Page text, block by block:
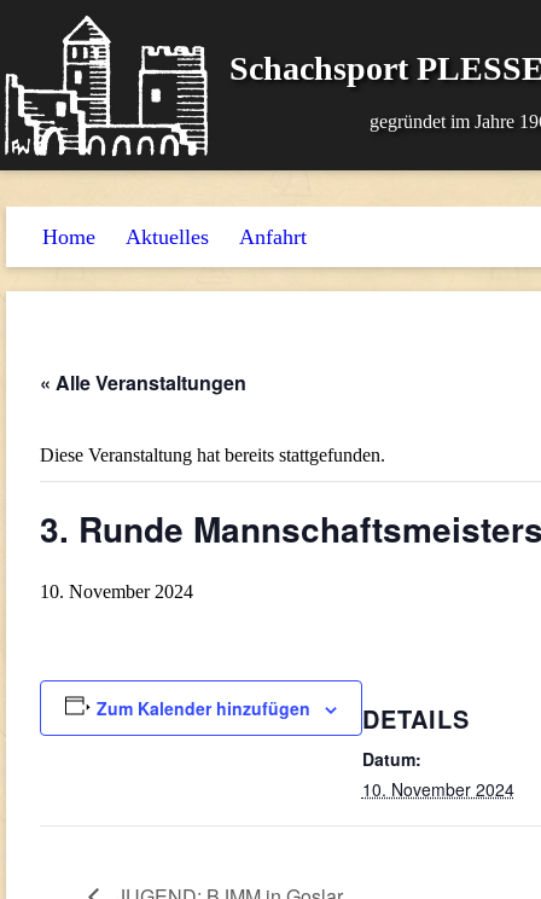
Schachsport
gegründet im Jahre
Home Aktuelles Anfahrt
« Alle Veranstaltungen
Diese Veranstaltung hat bereits stattgefunden.
3. Runde
10. November 2024
Zum Kalender hinzufügen DETAILS
Datum:
10. November 2024